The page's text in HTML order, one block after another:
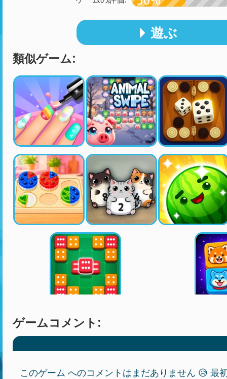
遊ぶ
類似ゲーム:
ゲームコメント:
このゲーム へのコメントはまだありません 😥 最